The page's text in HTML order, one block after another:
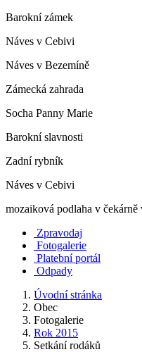
Barokní zámek
Náves v Cebivi
Náves v Bezemíně
Zámecká zahrada
Socha Panny Marie
Barokní slavnosti
Zadní rybník
Náves v Cebivi
mozaiková podlaha v
Zpravodaj
Fotogalerie
Platební portál
Odpady
Úvodní stránka
Obec
Fotogalerie
Rok 2015
Setkání rodáků